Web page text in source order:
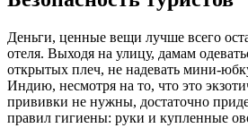
Деньги, ценные вещи лучше всего
отеля. Выходя на улицу, дамам
открытых плеч, не надевать мини-
Индию, несмотря на то, что это
прививки не нужны, достаточно
правил гигиены: руки и купленные